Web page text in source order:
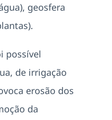
geosfera
possível
de irrigação
erosão dos
da